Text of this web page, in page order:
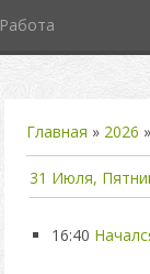
Работа
Главная » 2026 »
31 Июля,
16:40